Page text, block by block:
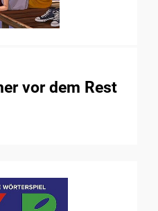
vor dem Rest